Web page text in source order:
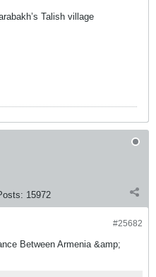
Talish village
15972
#25682
Between Armenia &amp;